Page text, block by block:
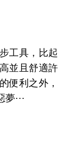
工具，比起
並且舒適許
便利之外，
夢⋯